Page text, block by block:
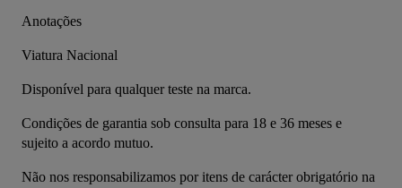
Anotações
Viatura Nacional
Disponível para qualquer teste na marca.
Condições de garantia sob consulta para 18 e 36 meses e
sujeito a acordo mutuo.
Não nos responsabilizamos por itens de carácter obrigatório na